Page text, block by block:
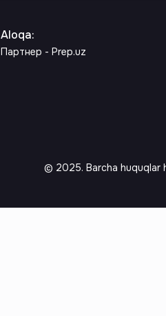
Aloqa:
Партнер - Prep.uz
© 2025. Barcha huquqlar